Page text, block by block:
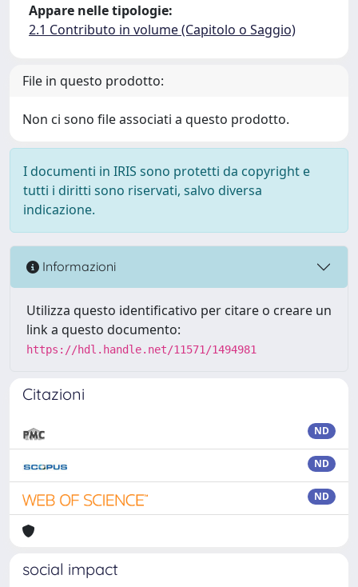
Appare nelle tipologie:
2.1 Contributo in volume (Capitolo o Saggio)
File in questo prodotto:
Non ci sono file associati a questo prodotto.
I documenti in IRIS sono protetti da copyright e
tutti i diritti sono riservati, salvo diversa
indicazione.
Informazioni
Utilizza questo identificativo per citare o creare un
link a questo documento:
https://hdl.handle.net/11571/1494981
Citazioni
ND
ND
ND
social impact